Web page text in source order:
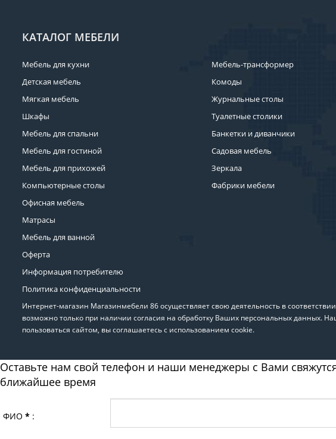
КАТАЛОГ МЕБЕЛИ
Мебель для кухни
Детская мебель
Мягкая мебель
Шкафы
Мебель для спальни
Мебель для гостиной
Мебель для прихожей
Компьютерные столы
Офисная мебель
Матрасы
Мебель для ванной
Оферта
Информация потребителю
Политика конфиденциальности
Мебель-трансформер
Комоды
Журнальные столы
Туалетные столики
Банкетки и диванчики
Садовая мебель
Зеркала
Фабрики мебели
Интернет-магазин Магазинмебели 86 осуществляет свою деятельность в
возможно только при наличии согласия на обработку Ваших персональных данных.
пользоваться сайтом, вы соглашаетесь с использованием cookie.
Оставьте нам свой телефон и наши менеджеры с Вами
ближайшее время
ФИО * :